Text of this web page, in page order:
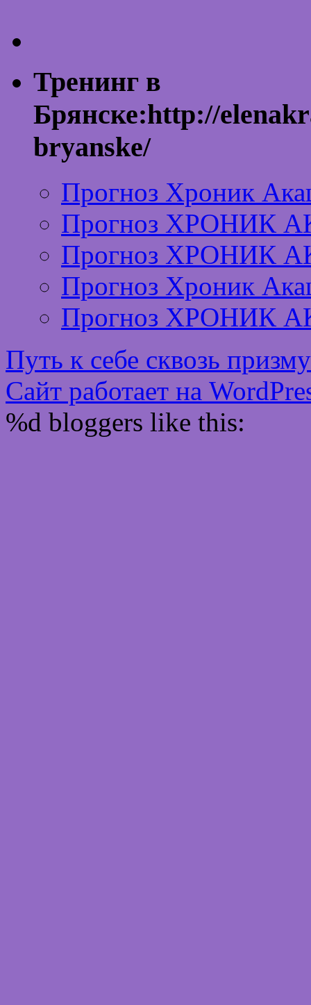
Тренинг в
Брянске:http://
bryanske/
Прогноз Хроник
Прогноз ХРОНИК
Прогноз ХРОНИК
Прогноз Хроник
Прогноз ХРОНИК
Путь к себе сквозь
Сайт работает на
%d bloggers like this: